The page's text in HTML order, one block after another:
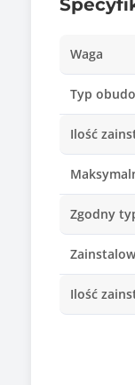
Waga
Typ
Ilość
Zgodny
Ilość